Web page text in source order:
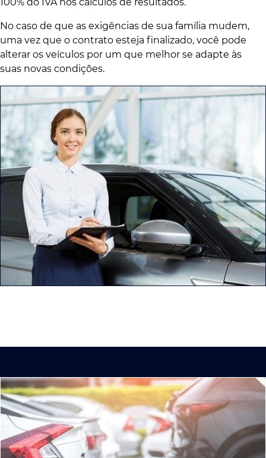
No caso de que as exigências de sua família mudem,
uma vez que o contrato esteja finalizado, você pode
alterar os veículos por um que melhor se adapte às
suas novas condições.